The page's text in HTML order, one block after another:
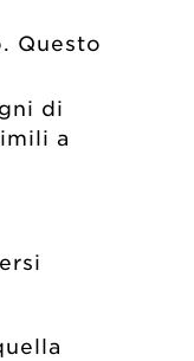
Questo
di
a